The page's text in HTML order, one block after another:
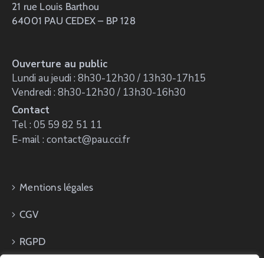
21 rue Louis Barthou
64001 PAU CEDEX – BP 128
Ouverture au public
Lundi au jeudi : 8h30-12h30 / 13h30-17h15
Vendredi : 8h30-12h30 / 13h30-16h30
Contact
Tel : 05 59 82 51 11
E-mail : contact@pau.cci.fr
Mentions légales
CGV
RGPD